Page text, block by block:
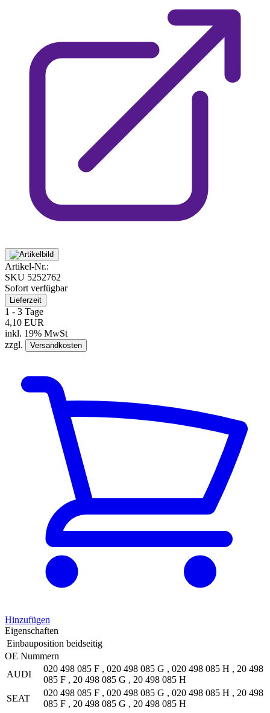
Artikel-Nr.:
SKU 5252762
Sofort verfügbar
Lieferzeit
1 - 3 Tage
4,10 EUR
inkl. 19% MwSt
zzgl.
Versandkosten
Hinzufügen
Eigenschaften
Einbauposition beidseitig
OE Nummern
AUDI
020 498 085 F , 020 498 085 G , 020 498 085 H , 20 498
085 F , 20 498 085 G , 20 498 085 H
SEAT
020 498 085 F , 020 498 085 G , 020 498 085 H , 20 498
085 F , 20 498 085 G , 20 498 085 H